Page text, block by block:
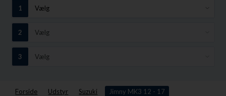
Danmarks førende
14 dages returret
Forside Udstyr Suzuki Jimny MK3 12 - 17